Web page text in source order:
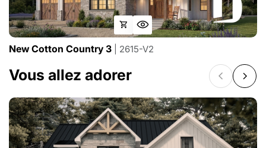
New Cotton Country 3 | 2615-V2
Vous allez adorer